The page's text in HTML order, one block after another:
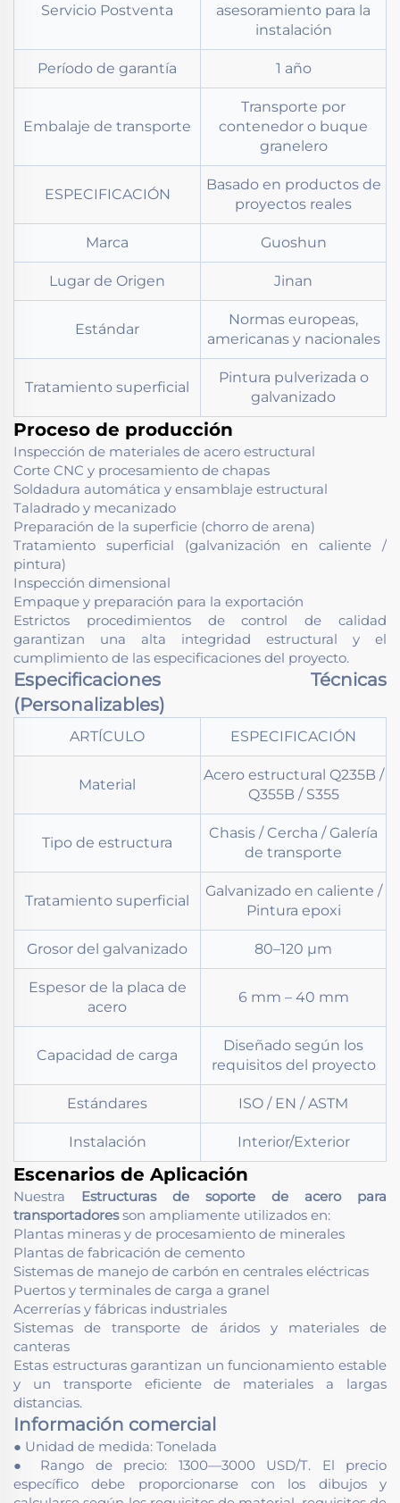
Servicio Postventa
asesoramiento para la
instalación
Período de garantía 1 año
Embalaje de transporte
Transporte por
contenedor o buque
granelero
ESPECIFICACIÓN
Basado en productos de
proyectos reales
Marca Guoshun
Lugar de Origen Jinan
Estándar
Normas europeas,
americanas y nacionales
Tratamiento superficial
Pintura pulverizada o
galvanizado
Proceso de producción
Inspección de materiales de acero estructural
Corte CNC y procesamiento de chapas
Soldadura automática y ensamblaje estructural
Taladrado y mecanizado
Preparación de la superficie (chorro de arena)
Tratamiento superficial (galvanización en caliente /
pintura)
Inspección dimensional
Empaque y preparación para la exportación
Estrictos procedimientos de control de calidad
garantizan una alta integridad estructural y el
cumplimiento de las especificaciones del proyecto.
Especificaciones Técnicas
(Personalizables)
ARTÍCULO ESPECIFICACIÓN
Material
Acero estructural Q235B /
Q355B / S355
Tipo de estructura
Chasis / Cercha / Galería
de transporte
Tratamiento superficial
Galvanizado en caliente /
Pintura epoxi
Grosor del galvanizado 80–120 μm
Espesor de la placa de
acero
6 mm – 40 mm
Capacidad de carga
Diseñado según los
requisitos del proyecto
Estándares ISO / EN / ASTM
Instalación Interior/Exterior
Escenarios de Aplicación
Nuestra Estructuras de soporte de acero para
transportadoresson ampliamente utilizados en:
Plantas mineras y de procesamiento de minerales
Plantas de fabricación de cemento
Sistemas de manejo de carbón en centrales eléctricas
Puertos y terminales de carga a granel
Acerrerías y fábricas industriales
Sistemas de transporte de áridos y materiales de
canteras
Estas estructuras garantizan un funcionamiento estable
y un transporte eficiente de materiales a largas
distancias.
Información comercial
● Unidad de medida: Tonelada
● Rango de precio: 1300—3000 USD/T. El precio
específico debe proporcionarse con los dibujos y